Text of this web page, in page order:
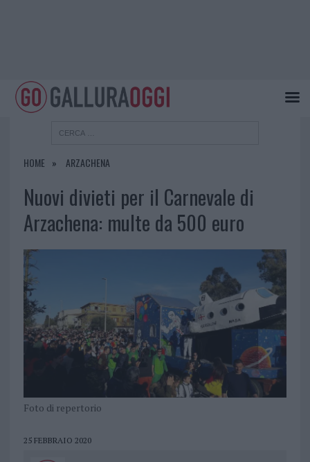
HOME ARZACHENA
Nuovi divieti per il Carnevale di
Arzachena: multe da 500 euro
Foto di repertorio
25 FEBBRAIO 2020